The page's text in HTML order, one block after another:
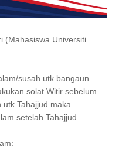
(Mahasiswa Universiti
susah utk bangaun
solat Witir sebelum
Tahajjud maka
setelah Tahajjud.